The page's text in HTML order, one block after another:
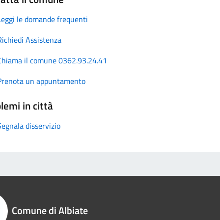
le domande frequenti
Assistenza
il comune 0362.93.24.41
un appuntamento
in città
disservizio
Comune di Albiate